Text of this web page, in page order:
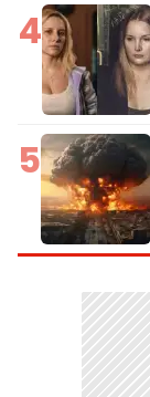
4
5